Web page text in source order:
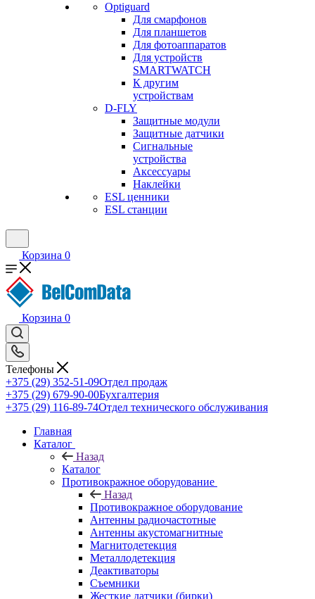
Optiguard
Для смарфонов
Для планшетов
Для фотоаппаратов
Для устройств
SMARTWATCH
К другим
устройствам
D-FLY
Защитные модули
Защитные датчики
Сигнальные
устройства
Аксессуары
Наклейки
ESL ценники
ESL станции
Корзина 0
Корзина 0
Телефоны
+375 (29) 352-51-09Отдел продаж
+375 (29) 679-90-00Бухгалтерия
+375 (29) 116-89-74Отдел технического обслуживания
Главная
Каталог
Назад
Каталог
Противокражное оборудование
Назад
Противокражное оборудование
Антенны радиочастотные
Антенны акустомагнитные
Магнитодетекция
Металлодетекция
Деактиваторы
Съемники
Жесткие датчики (бирки)